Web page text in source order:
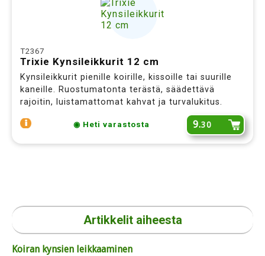
T2367
Trixie Kynsileikkurit 12 cm
Kynsileikkurit pienille koirille, kissoille tai suurille
kaneille. Ruostumatonta terästä, säädettävä
rajoitin, luistamattomat kahvat ja turvalukitus.
◉ Heti varastosta 9.30
Erikoistarjous Sinulle!
Haluatko saada tämän Bob Martin Stay
Fresh-koirashampoonpuoleen hintaan
(vain 4,15 euroa) ostosi yhteydessä?
LISÄÄ OSTOSKORIIN EI KIITOS
Artikkelit aiheesta
Koiran kynsien leikkaaminen